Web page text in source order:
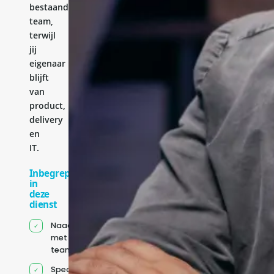
bestaande
team,
terwijl
jij
eigenaar
blijft
van
product,
delivery
en
IT.
Inbegrepen
in
deze
dienst
Naadloze integratie
met jouw bestaande
team
Specifiek voor jou